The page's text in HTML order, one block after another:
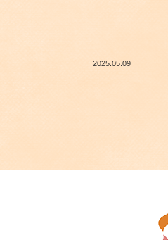
2025.05.09